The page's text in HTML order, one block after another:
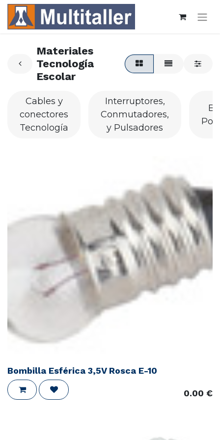
Materiales
Tecnología
Escolar
Cables y
conectores
Tecnología
Interruptores,
Conmutadores,
y Pulsadores
Bombilla Esférica 3,5V Rosca E-10
0.00 €